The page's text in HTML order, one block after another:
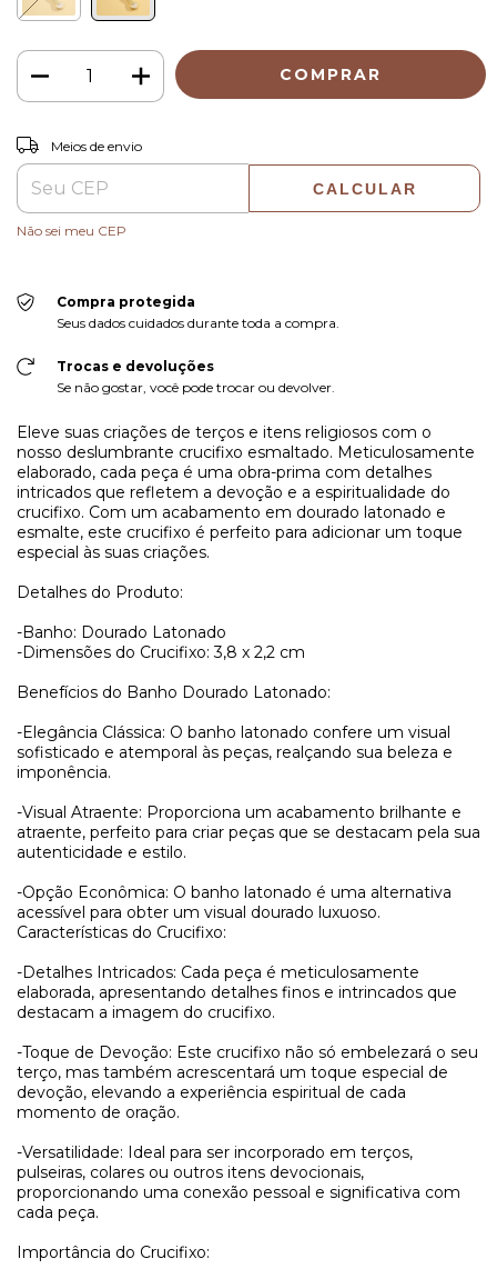
Entregas para o CEP:
Meios de envio
CALCULAR
Não sei meu CEP
Compra protegida
Seus dados cuidados durante toda a compra.
Trocas e devoluções
Se não gostar, você pode trocar ou devolver.
Eleve suas criações de terços e itens religiosos com o
nosso deslumbrante crucifixo esmaltado. Meticulosamente
elaborado, cada peça é uma obra-prima com detalhes
intricados que refletem a devoção e a espiritualidade do
crucifixo. Com um acabamento em dourado latonado e
esmalte, este crucifixo é perfeito para adicionar um toque
especial às suas criações.
Detalhes do Produto:
-Banho: Dourado Latonado
-Dimensões do Crucifixo: 3,8 x 2,2 cm
Benefícios do Banho Dourado Latonado:
-Elegância Clássica: O banho latonado confere um visual
sofisticado e atemporal às peças, realçando sua beleza e
imponência.
-Visual Atraente: Proporciona um acabamento brilhante e
atraente, perfeito para criar peças que se destacam pela sua
autenticidade e estilo.
-Opção Econômica: O banho latonado é uma alternativa
acessível para obter um visual dourado luxuoso.
Características do Crucifixo:
-Detalhes Intricados: Cada peça é meticulosamente
elaborada, apresentando detalhes finos e intrincados que
destacam a imagem do crucifixo.
-Toque de Devoção: Este crucifixo não só embelezará o seu
terço, mas também acrescentará um toque especial de
devoção, elevando a experiência espiritual de cada
momento de oração.
-Versatilidade: Ideal para ser incorporado em terços,
pulseiras, colares ou outros itens devocionais,
proporcionando uma conexão pessoal e significativa com
cada peça.
Importância do Crucifixo: